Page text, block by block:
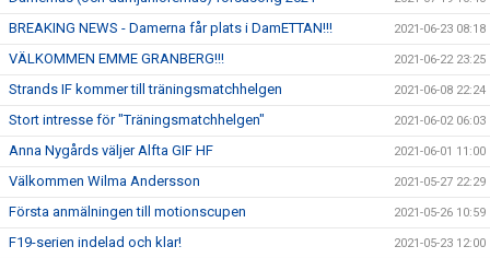
BREAKING NEWS - Damerna får plats i DamETTAN!!! 2021-06-23 08:18
VÄLKOMMEN EMME GRANBERG!!! 2021-06-22 23:25
Strands IF kommer till träningsmatchhelgen 2021-06-08 22:24
Stort intresse för "Träningsmatchhelgen" 2021-06-02 06:03
Anna Nygårds väljer Alfta GIF HF 2021-06-01 11:00
Välkommen Wilma Andersson 2021-05-27 22:29
Första anmälningen till motionscupen 2021-05-26 10:59
F19-serien indelad och klar! 2021-05-23 12:00